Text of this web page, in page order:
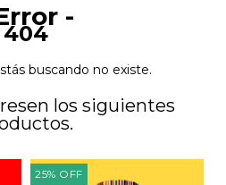
-
404
buscando no existe.
los siguientes
25% OFF